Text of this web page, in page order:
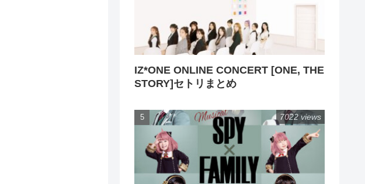
IZ*ONE ONLINE CONCERT [ONE, THE
STORY]セトリまとめ
7022 views